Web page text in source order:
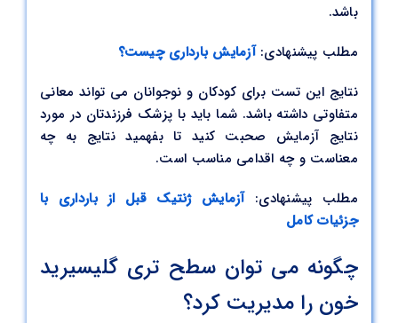
باشد.
مطلب پیشنهادی:آزمایش بارداری چیست؟
نتایج این تست برای کودکان و نوجوانان می تواند معانی
متفاوتی داشته باشد. شما باید با پزشک فرزندتان در مورد
نتایج آزمایش صحبت کنید تا بفهمید نتایج به چه
معناست و چه اقدامی مناسب است.
مطلب پیشنهادی:آزمایش ژنتیک قبل از بارداری با
جزئیات کامل
چگونه می توان سطح تری گلیسیرید
خون را مدیریت کرد؟